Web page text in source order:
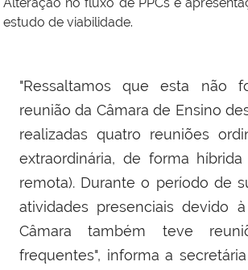
Alteração no fluxo de PPCs e
estudo de viabilidade.
"Ressaltamos que esta não
reunião da Câmara de Ensino
realizadas quatro reuniões
extraordinária, de forma
remota). Durante o período de
atividades presenciais devido
Câmara também teve
frequentes", informa a